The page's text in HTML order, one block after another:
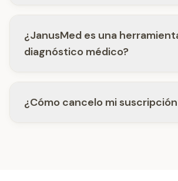
¿JanusMed es una
diagnóstico médico?
¿Cómo cancelo mi